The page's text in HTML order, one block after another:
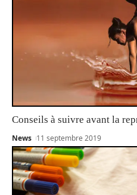
Conseils à suivre avant la
News 11 septembre 2019